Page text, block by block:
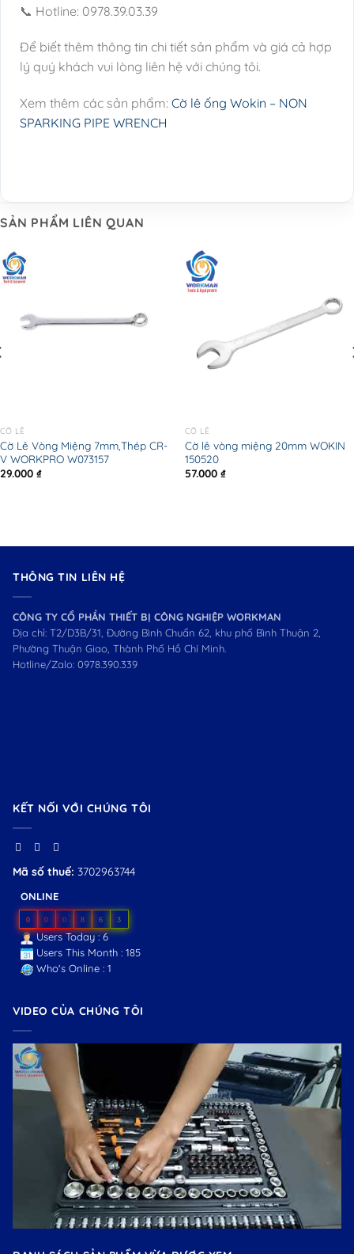
📞 Hotline: 0978.39.03.39
Để biết thêm thông tin chi tiết sản phẩm và giá cả hợp
lý quý khách vui lòng liên hệ với chúng tôi.
Xem thêm các sản phẩm: Cờ lê ống Wokin – NON
SPARKING PIPE WRENCH
SẢN PHẨM LIÊN QUAN
CỜ LÊ
Cờ Lê Vòng Miệng 7mm,Thép CR-
V WORKPRO W073157
29.000 ₫
CỜ LÊ
Cờ lê vòng miệng 20mm WOKIN
150520
57.000 ₫
THÔNG TIN LIÊN HỆ
CÔNG TY CỔ PHẦN THIẾT BỊ CÔNG NGHIỆP WORKMAN
Địa chỉ: T2/D3B/31, Đường Bình Chuẩn 62, khu phố Bình Thuận 2,
Phường Thuận Giao, Thành Phố Hồ Chí Minh.
Hotline/Zalo: 0978.390.339
KẾT NỐI VỚI CHÚNG TÔI
Mã số thuế: 3702963744
ONLINE
0 0 0 8 6 3
Users Today : 6
Users This Month : 185
Who's Online : 1
VIDEO CỦA CHÚNG TÔI